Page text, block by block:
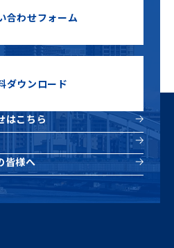
合わせフォーム
ダウンロード
新しいウィンドウで開きます
はこちら
皆様へ